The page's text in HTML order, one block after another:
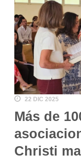
22 DIC 2025
Más de
Christi